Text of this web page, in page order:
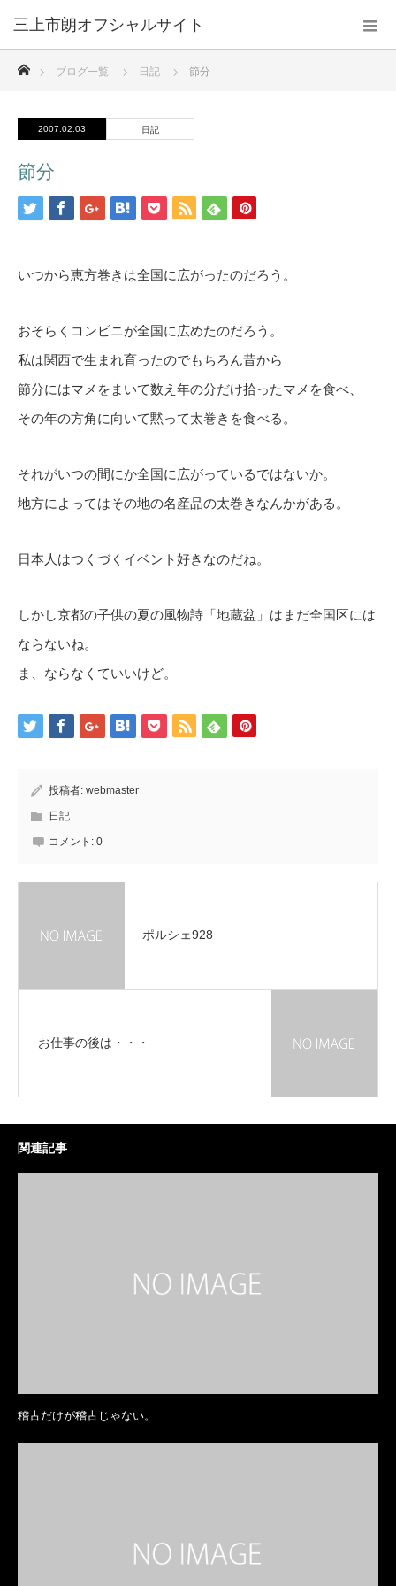
三上市朗オフシャルサイト
ブログ一覧 日記 節分
2007.02.03 日記
節分
いつから恵方巻きは全国に広がったのだろう。
おそらくコンビニが全国に広めたのだろう。
私は関西で生まれ育ったのでもちろん昔から
節分にはマメをまいて数え年の分だけ拾ったマメを食べ、
その年の方角に向いて黙って太巻きを食べる。
それがいつの間にか全国に広がっているではないか。
地方によってはその地の名産品の太巻きなんかがある。
日本人はつくづくイベント好きなのだね。
しかし京都の子供の夏の風物詩「地蔵盆」はまだ全国区には
ならないね。
ま、ならなくていいけど。
投稿者: webmaster
日記
コメント: 0
ポルシェ928
お仕事の後は・・・
関連記事
稽古だけが稽古じゃない。